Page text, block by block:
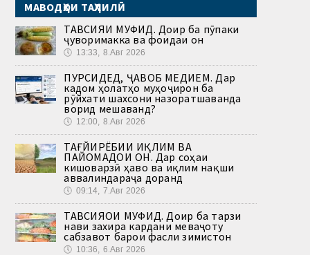
МАВОДҲОИ ТАҲЛИЛӢ
ТАВСИЯИ МУФИД. Доир ба пӯпаки
ҷуворимакка ва фоидаи он
🕔 13:33, 8.Авг 2026
ПУРСИДЕД, ҶАВОБ МЕДИҲЕМ. Дар
кадом ҳолатҳо муҳоҷирон ба
рӯйхати шахсони назоратшаванда
ворид мешаванд?
🕔 12:00, 8.Авг 2026
ТАҒЙИРЁБИИ ИҚЛИМ ВА
ПАЙОМАДҲОИ ОН. Дар соҳаи
кишоварзӣ ҳаво ва иқлим нақши
аввалиндараҷа доранд
🕔 09:14, 7.Авг 2026
ТАВСИЯҲОИ МУФИД. Доир ба тарзи
нави захира кардани меваҷоту
сабзавот барои фасли зимистон
🕔 10:36, 6.Авг 2026